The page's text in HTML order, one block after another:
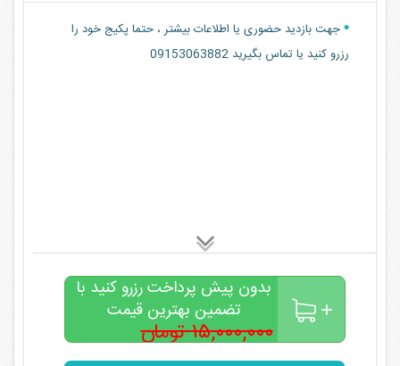
جهت بازدید حضوری یا اطلاعات بیشتر ، حتما پکیج خود را
رزرو کنید یا تماس بگیرید 09153063882
بدون پیش پرداخت رزرو کنید با
تضمین بهترین قیمت
۱۵,۰۰۰,۰۰۰ تومان
تومان